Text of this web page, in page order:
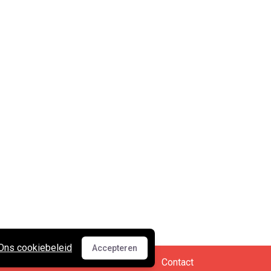
Cookies en privacy • Contact
Accepteren
Accepteren
cookiebeleid